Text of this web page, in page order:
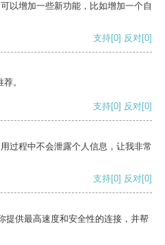
以增加一些新功能，比如增加一个自
支持[0] 反对[0]
。
支持[0] 反对[0]
过程中不会泄露个人信息，让我非常
支持[0] 反对[0]
提供最高速度和安全性的连接，并帮